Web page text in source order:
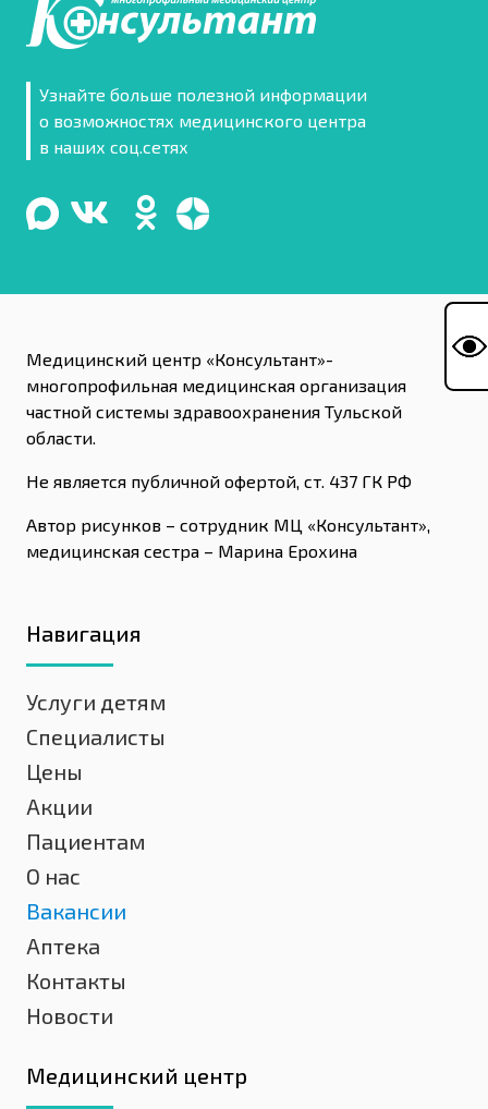
Узнайте больше полезной информации
о возможностях медицинского центра
в наших соц.сетях
Медицинский центр «Консультант»-
многопрофильная медицинская организация
частной системы здравоохранения Тульской
области.
Не является публичной офертой, ст. 437 ГК РФ
Автор рисунков – сотрудник МЦ «Консультант»,
медицинская сестра – Марина Ерохина
Навигация
Услуги детям
Специалисты
Цены
Акции
Пациентам
О нас
Вакансии
Аптека
Контакты
Новости
Медицинский центр